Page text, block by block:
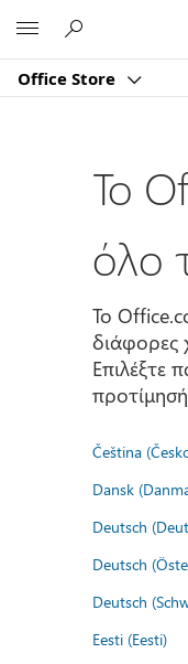
Office Store
Το
όλο
Το
διάφορες
Επιλέξτε
Čeština
Dansk
Deutsch
Deutsch
Deutsch
Eesti (Eesti)